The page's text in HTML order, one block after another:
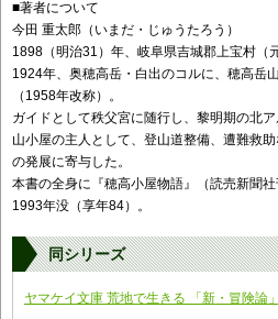
■著者について
今田 重太郎（いまだ・じゅうたろう）
1898（明治31）年、岐阜県吉城郡上宝村（
1924年、奥穂高岳・白出のコルに、穂高岳
（1958年改称）。
ガイドとして秩父宮に随行し、黎明期の北ア
山小屋の主人として、登山道整備、遭難救
の発展に寄与した。
本書の全身に『穂高小屋物語』（読売新聞社
1993年没（享年84）。
同シリーズ
ヤマケイ文庫 荒地で生きる 「新・冒険論